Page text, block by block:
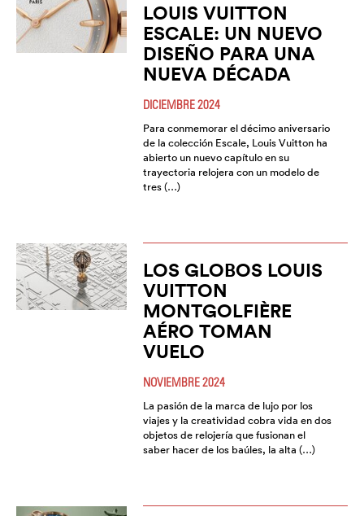
LOUIS VUITTON
ESCALE: UN NUEVO
DISEÑO PARA UNA
NUEVA DÉCADA
DICIEMBRE 2024
Para conmemorar el décimo aniversario
de la colección Escale, Louis Vuitton ha
abierto un nuevo capítulo en su
trayectoria relojera con un modelo de
tres (…)
LOS GLOBOS LOUIS
VUITTON
MONTGOLFIÈRE
AÉRO TOMAN
VUELO
NOVIEMBRE 2024
La pasión de la marca de lujo por los
viajes y la creatividad cobra vida en dos
objetos de relojería que fusionan el
saber hacer de los baúles, la alta (…)